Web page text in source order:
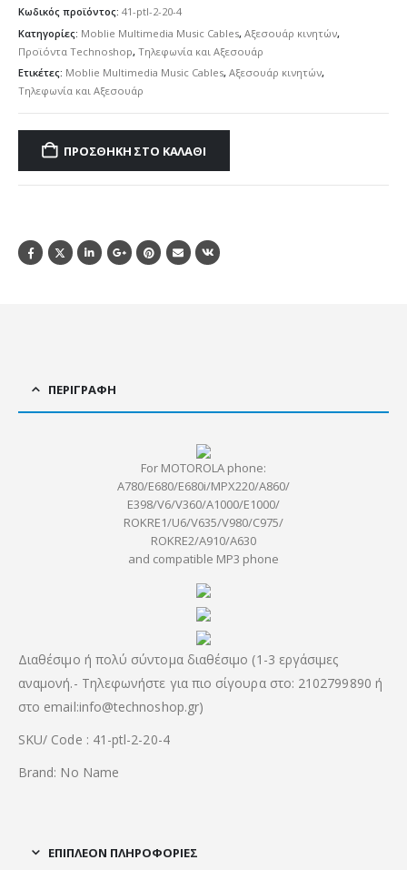
Κωδικός προϊόντος: 41-ptl-2-20-4
Κατηγορίες: Moblie Multimedia Music Cables, Αξεσουάρ κινητών,
Προϊόντα Technoshop, Τηλεφωνία και Αξεσουάρ
Ετικέτες: Moblie Multimedia Music Cables, Αξεσουάρ κινητών,
Τηλεφωνία και Αξεσουάρ
ΠΡΟΣΘΉΚΗ ΣΤΟ ΚΑΛΆΘΙ
ΠΕΡΙΓΡΑΦΉ
For MOTOROLA phone:
A780/E680/E680i/MPX220/A860/
E398/V6/V360/A1000/E1000/
ROKRE1/U6/V635/V980/C975/
ROKRE2/A910/A630
and compatible MP3 phone
Διαθέσιμο ή πολύ σύντομα διαθέσιμο (1-3 εργάσιμες
αναμονή.- Τηλεφωνήστε για πιο σίγουρα στο: 2102799890 ή
στο email:info@technoshop.gr)
SKU/ Code : 41-ptl-2-20-4
Brand: No Name
ΕΠΙΠΛΈΟΝ ΠΛΗΡΟΦΟΡΊΕΣ